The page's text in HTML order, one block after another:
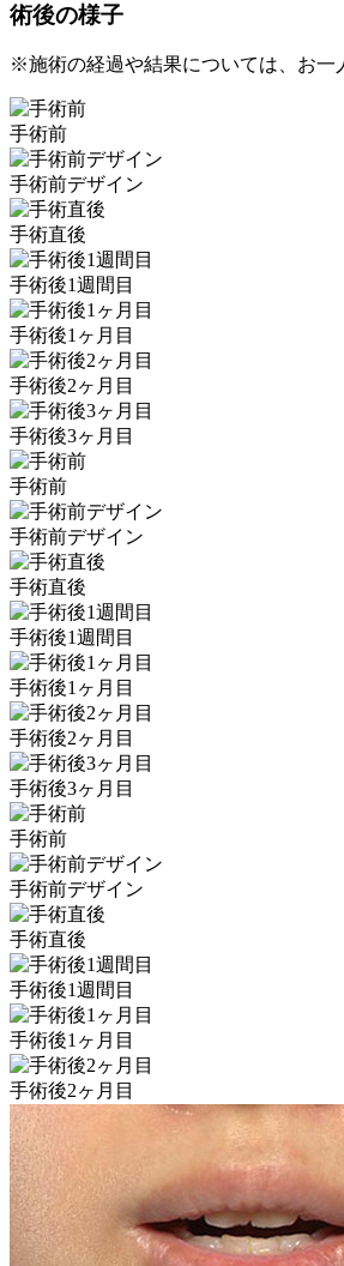
術後の様子
※施術の経過や結果については、お一
手術前
手術前デザイン
手術直後
手術後1週間目
手術後1ヶ月目
手術後2ヶ月目
手術後3ヶ月目
手術前
手術前デザイン
手術直後
手術後1週間目
手術後1ヶ月目
手術後2ヶ月目
手術後3ヶ月目
手術前
手術前デザイン
手術直後
手術後1週間目
手術後1ヶ月目
手術後2ヶ月目